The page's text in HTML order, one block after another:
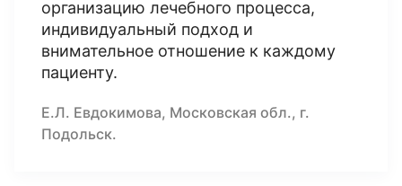
организацию лечебного процесса,
индивидуальный подход и
внимательное отношение к каждому
пациенту.
Е.Л. Евдокимова, Московская обл., г.
Подольск.